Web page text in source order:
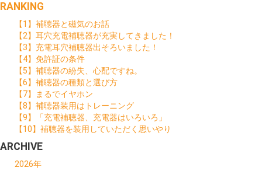
RANKING
【1】補聴器と磁気のお話
【2】耳穴充電補聴器が充実してきました！
【3】充電耳穴補聴器出そろいました！
【4】免許証の条件
【5】補聴器の紛失、心配ですね。
【6】補聴器の種類と選び方
【7】まるでイヤホン
【8】補聴器装用はトレーニング
【9】「充電補聴器、充電器はいろいろ」
【10】補聴器を装用していただく思いやり
ARCHIVE
2026年